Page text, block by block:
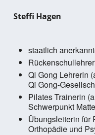
Steffi Hagen
staatlich
Qi Gong Lehrerin
Qi Gong-
Pilates Trainerin
Schwerpunkt
Übungsleiterin für
Orthopädie und